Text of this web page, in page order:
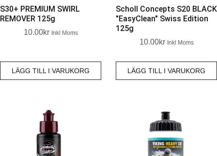
S30+ PREMIUM SWIRL
REMOVER 125g
10.00Kr Inkl Moms
LÄGG TILL I VARUKORG
Scholl Concepts S20 BLACK
"EasyClean" Swiss Edition
125g
10.00Kr Inkl Moms
LÄGG TILL I VARUKORG